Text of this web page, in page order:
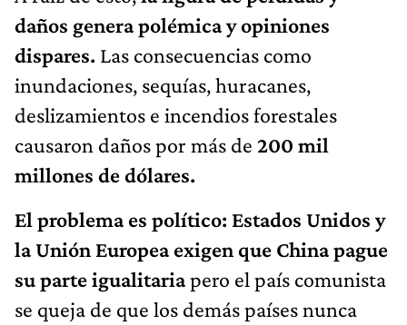
daños genera polémica y opiniones
dispares. Las consecuencias como
inundaciones, sequías, huracanes,
deslizamientos e incendios forestales
causaron daños por más de 200 mil
millones de dólares.
El problema es político: Estados Unidos y
la Unión Europea exigen que China pague
su parte igualitariapero el país comunista
se queja de que los demás países nunca